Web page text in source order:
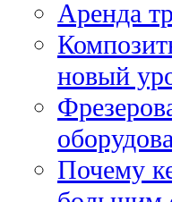
Аренда
новый
Почему